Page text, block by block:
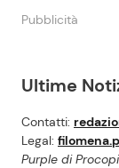
Ultime
Contatti:
Legal:
Purple di
Pubblicità